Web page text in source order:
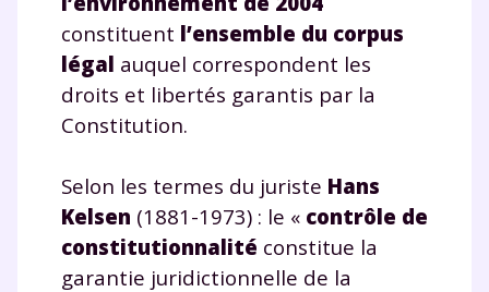
constituent l’ensemble du corpus
légal auquel correspondent les
droits et libertés garantis par la
Constitution.
Selon les termes du juriste Hans
Kelsen (1881-1973) : le « contrôle de
constitutionnalité constitue la
garantie juridictionnelle de la